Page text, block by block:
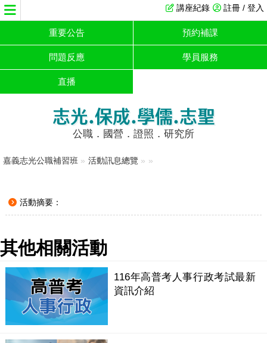
註冊 / 登入
講座紀錄
重要公告 預約補課
問題反應 學員服務
直播
志光.保成.學儒.志聖
公職．國營．證照．研究所
嘉義志光公職補習班 » 活動訊息總覽 » »
活動摘要：
其他相關活動
116年高普考人事行政考試最新
資訊介紹